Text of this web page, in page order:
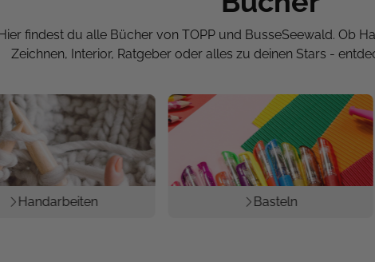
findest du alle Bücher von TOPP und BusseSeewald. Ob
Zeichnen, Interior, Ratgeber oder alles zu deinen Stars -
Handarbeiten Basteln